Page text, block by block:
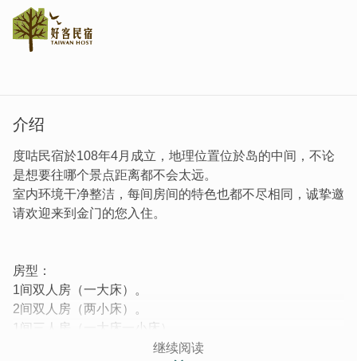
介绍
度咕民宿於108年4月成立，地理位置位於岛的中间，不论
是想要往哪个景点距离都不会太远。
室内环境干净整洁，每间房间的特色也都不尽相同，诚挚邀
请欢迎来到金门的您入住。
房型：
1间双人房（一大床）。
2间双人房（两小床）。
1间三人房（一大床一小床）。
继续阅读